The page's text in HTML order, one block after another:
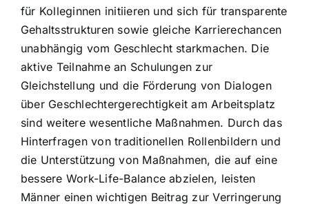
für Kolleginnen initiieren und sich für transparente
Gehaltsstrukturen sowie gleiche Karrierechancen
unabhängig vom Geschlecht starkmachen. Die
aktive Teilnahme an Schulungen zur
Gleichstellung und die Förderung von Dialogen
über Geschlechtergerechtigkeit am Arbeitsplatz
sind weitere wesentliche Maßnahmen. Durch das
Hinterfragen von traditionellen Rollenbildern und
die Unterstützung von Maßnahmen, die auf eine
bessere Work-Life-Balance abzielen, leisten
Männer einen wichtigen Beitrag zur Verringerung